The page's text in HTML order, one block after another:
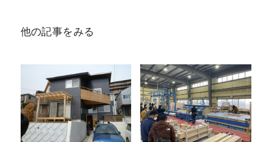
他の記事をみる